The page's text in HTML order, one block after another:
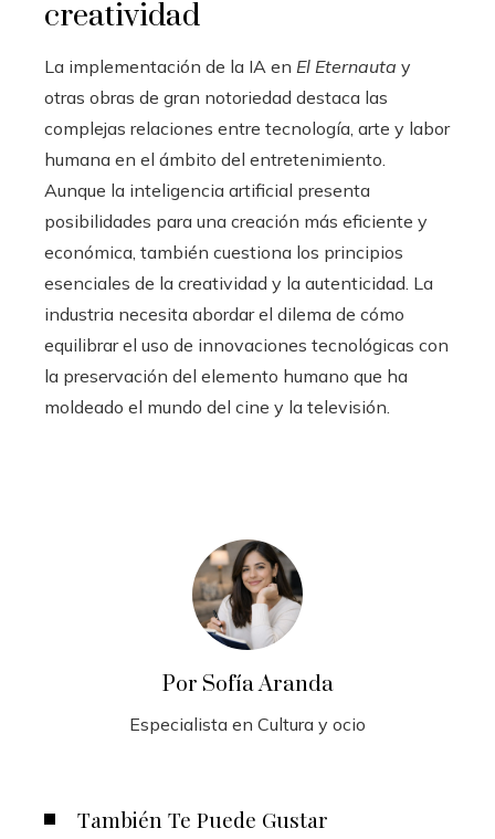
creatividad
La implementación de la IA en El Eternauta y
otras obras de gran notoriedad destaca las
complejas relaciones entre tecnología, arte y labor
humana en el ámbito del entretenimiento.
Aunque la inteligencia artificial presenta
posibilidades para una creación más eficiente y
económica, también cuestiona los principios
esenciales de la creatividad y la autenticidad. La
industria necesita abordar el dilema de cómo
equilibrar el uso de innovaciones tecnológicas con
la preservación del elemento humano que ha
moldeado el mundo del cine y la televisión.
Por Sofía Aranda
Especialista en Cultura y ocio
También Te Puede Gustar